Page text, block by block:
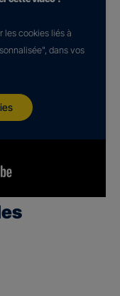
les cookies liés à
dans vos